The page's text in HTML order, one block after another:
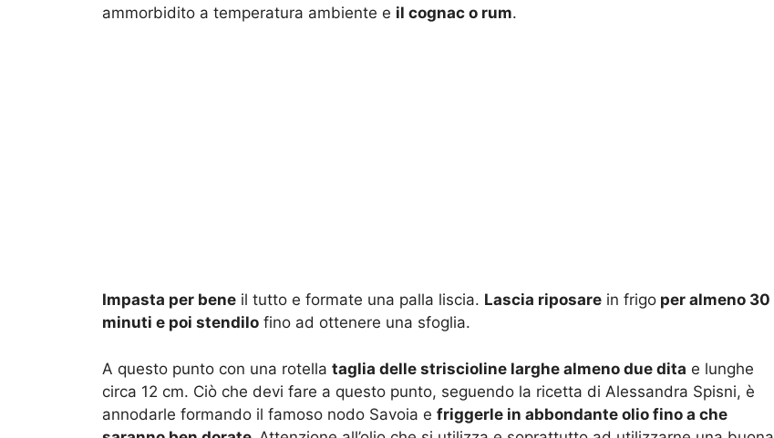
ammorbidito a temperatura ambiente e il cognac o rum.
Impasta per bene il tutto e formate una palla liscia. Lascia riposare in frigo per almeno 30
minuti e poi stendilo fino ad ottenere una sfoglia.
A questo punto con una rotella taglia delle striscioline larghe almeno due dita e lunghe
circa 12 cm. Ciò che devi fare a questo punto, seguendo la ricetta di Alessandra Spisni, è
annodarle formando il famoso nodo Savoia e friggerle in abbondante olio fino a che